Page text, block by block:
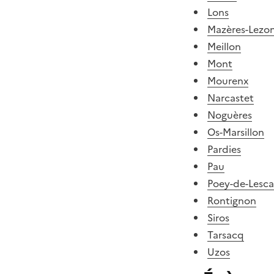
Lons
Mazères-
Meillon
Mont
Mourenx
Narcastet
Noguères
Os-Marsillon
Pardies
Pau
Poey-de-
Rontignon
Siros
Tarsacq
Uzos